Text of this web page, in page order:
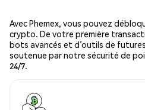
Avec Phemex, vous pouvez
crypto. De votre première
bots avancés et d’outils de
soutenue par notre sécurité de
24/7.